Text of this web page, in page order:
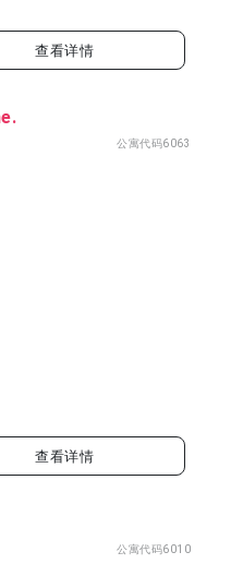
查看详情
公寓代码6063
查看详情
公寓代码6010